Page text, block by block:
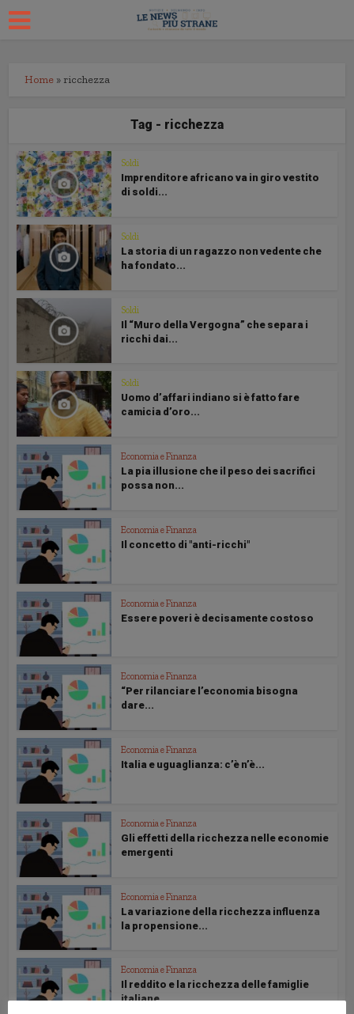
Home » ricchezza
Tag - ricchezza
Soldi
Imprenditore africano va in giro vestito
di soldi...
Soldi
La storia di un ragazzo non vedente che
ha fondato...
Soldi
Il “Muro della Vergogna” che separa i
ricchi dai...
Soldi
Uomo d’affari indiano si è fatto fare
camicia d’oro...
Economia e Finanza
La pia illusione che il peso dei sacrifici
possa non...
Economia e Finanza
Il concetto di "anti-ricchi"
Economia e Finanza
Essere poveri è decisamente costoso
Economia e Finanza
“Per rilanciare l’economia bisogna
dare...
Economia e Finanza
Italia e uguaglianza: c’è n’è...
Economia e Finanza
Gli effetti della ricchezza nelle economie
emergenti
Economia e Finanza
La variazione della ricchezza influenza
la propensione...
Economia e Finanza
Il reddito e la ricchezza delle famiglie
italiane...